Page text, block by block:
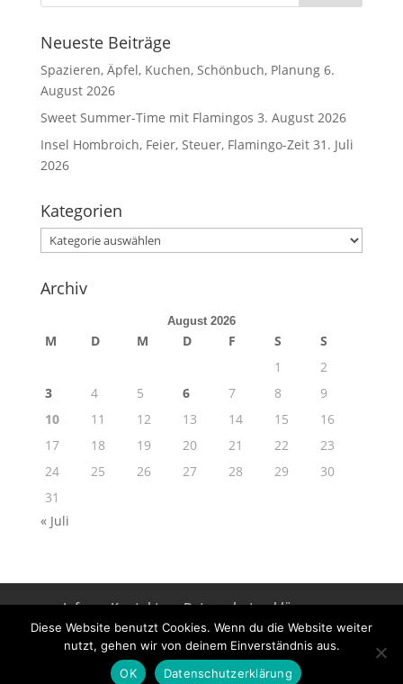
Neueste Beiträge
Spazieren, Äpfel, Kuchen, Schönbuch, Planung 6.
August 2026
Sweet Summer-Time mit Flamingos 3. August 2026
Insel Hombroich, Feier, Steuer, Flamingo-Zeit 31. Juli
2026
Kategorien
Kategorien
Archiv
August 2026
M D M D F S
S
1
2
3
4 5 6 7 8
9
10
11 12 13 14 15
16
17
18 19 20 21 22
23
24
25 26 27 28 29
30
31
« Juli
Info Kontakt
Datenschutzerklärung
Impressum
Diese Website benutzt Cookies. Wenn du die Website weiter
nutzt, gehen wir von deinem Einverständnis aus.
OK
Datenschutzerklärung